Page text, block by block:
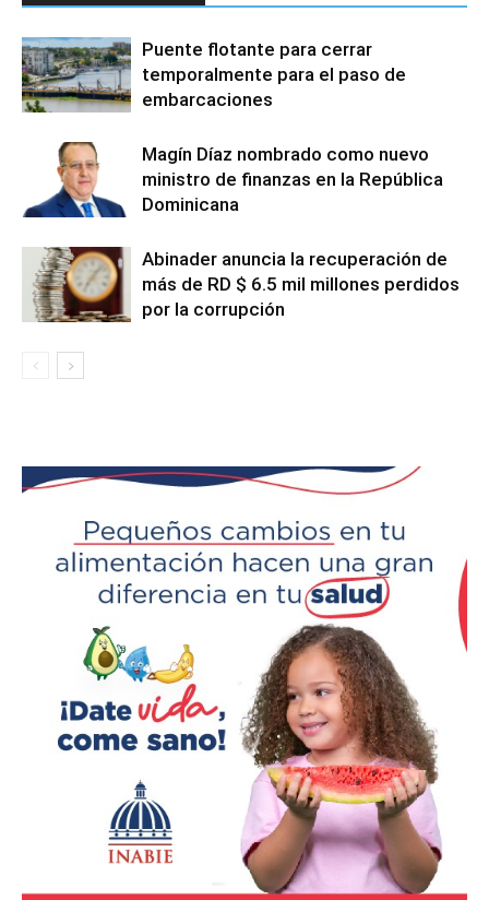
Puente flotante para cerrar
temporalmente para el paso de
embarcaciones
Magín Díaz nombrado como nuevo
ministro de finanzas en la República
Dominicana
Abinader anuncia la recuperación de
más de RD $ 6.5 mil millones perdidos
por la corrupción